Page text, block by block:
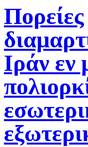
Πορείες
Ιράν εν